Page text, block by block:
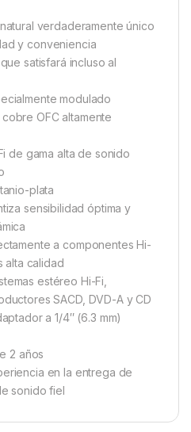
verdaderamente único
y conveniencia
satisfará incluso al
modulado
OFC altamente
de gama alta de sonido
plata
sensibilidad óptima y
a componentes Hi-
alta calidad
estéreo Hi-Fi,
SACD, DVD-A y CD
a 1/4″ (6.3 mm)
2 años
en la entrega de
sonido fiel